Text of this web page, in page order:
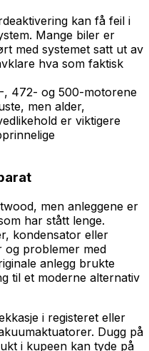
kan få feil i
Mange biler er
med systemet satt ut av
hva som faktisk
472- og 500-motorene
men alder,
er viktigere
men anleggene er
har stått lenge.
kondensator eller
og problemer med
anlegg brukte
til et moderne alternativ
i registeret eller
Dugg på
i kupeen kan tyde på